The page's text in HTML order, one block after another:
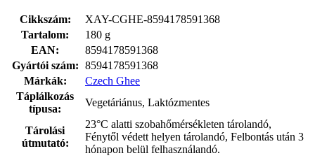
Cikkszám:
XAY-CGHE-8594178591368
Tartalom:
180 g
EAN:
8594178591368
Gyártói szám: 8594178591368
Márkák:
Czech Ghee
Táplálkozás
típusa:
Vegetáriánus, Laktózmentes
Tárolási
útmutató:
23°C alatti szobahőmérsékleten tárolandó,
Fénytől védett helyen tárolandó, Felbontás után 3
hónapon belül felhasználandó.